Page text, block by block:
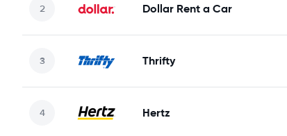
Dollar Rent a Car
Thrifty
Hertz